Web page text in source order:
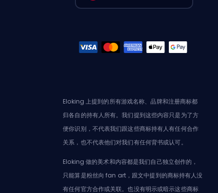
Eloking 上提到的所有游戏名称、品牌和注册商标都
归各自的持有人所有。我们提到这些内容只是为了方
便你识别，不代表我们跟这些商标持有人有任何合作
关系，也不代表他们对我们有任何背书或认可。
Eloking 做的美术和内容都是我们自己独立创作的，
只能算是粉丝向 fan art，跟文中提到的商标持有人没
有任何官方合作或关联。也没有明示或暗示这些商标